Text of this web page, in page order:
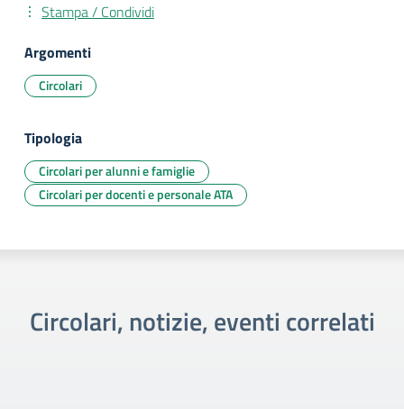
Stampa / Condividi
Argomenti
Circolari
Tipologia
Circolari per alunni e famiglie
Circolari per docenti e personale ATA
Circolari, notizie, eventi correlati